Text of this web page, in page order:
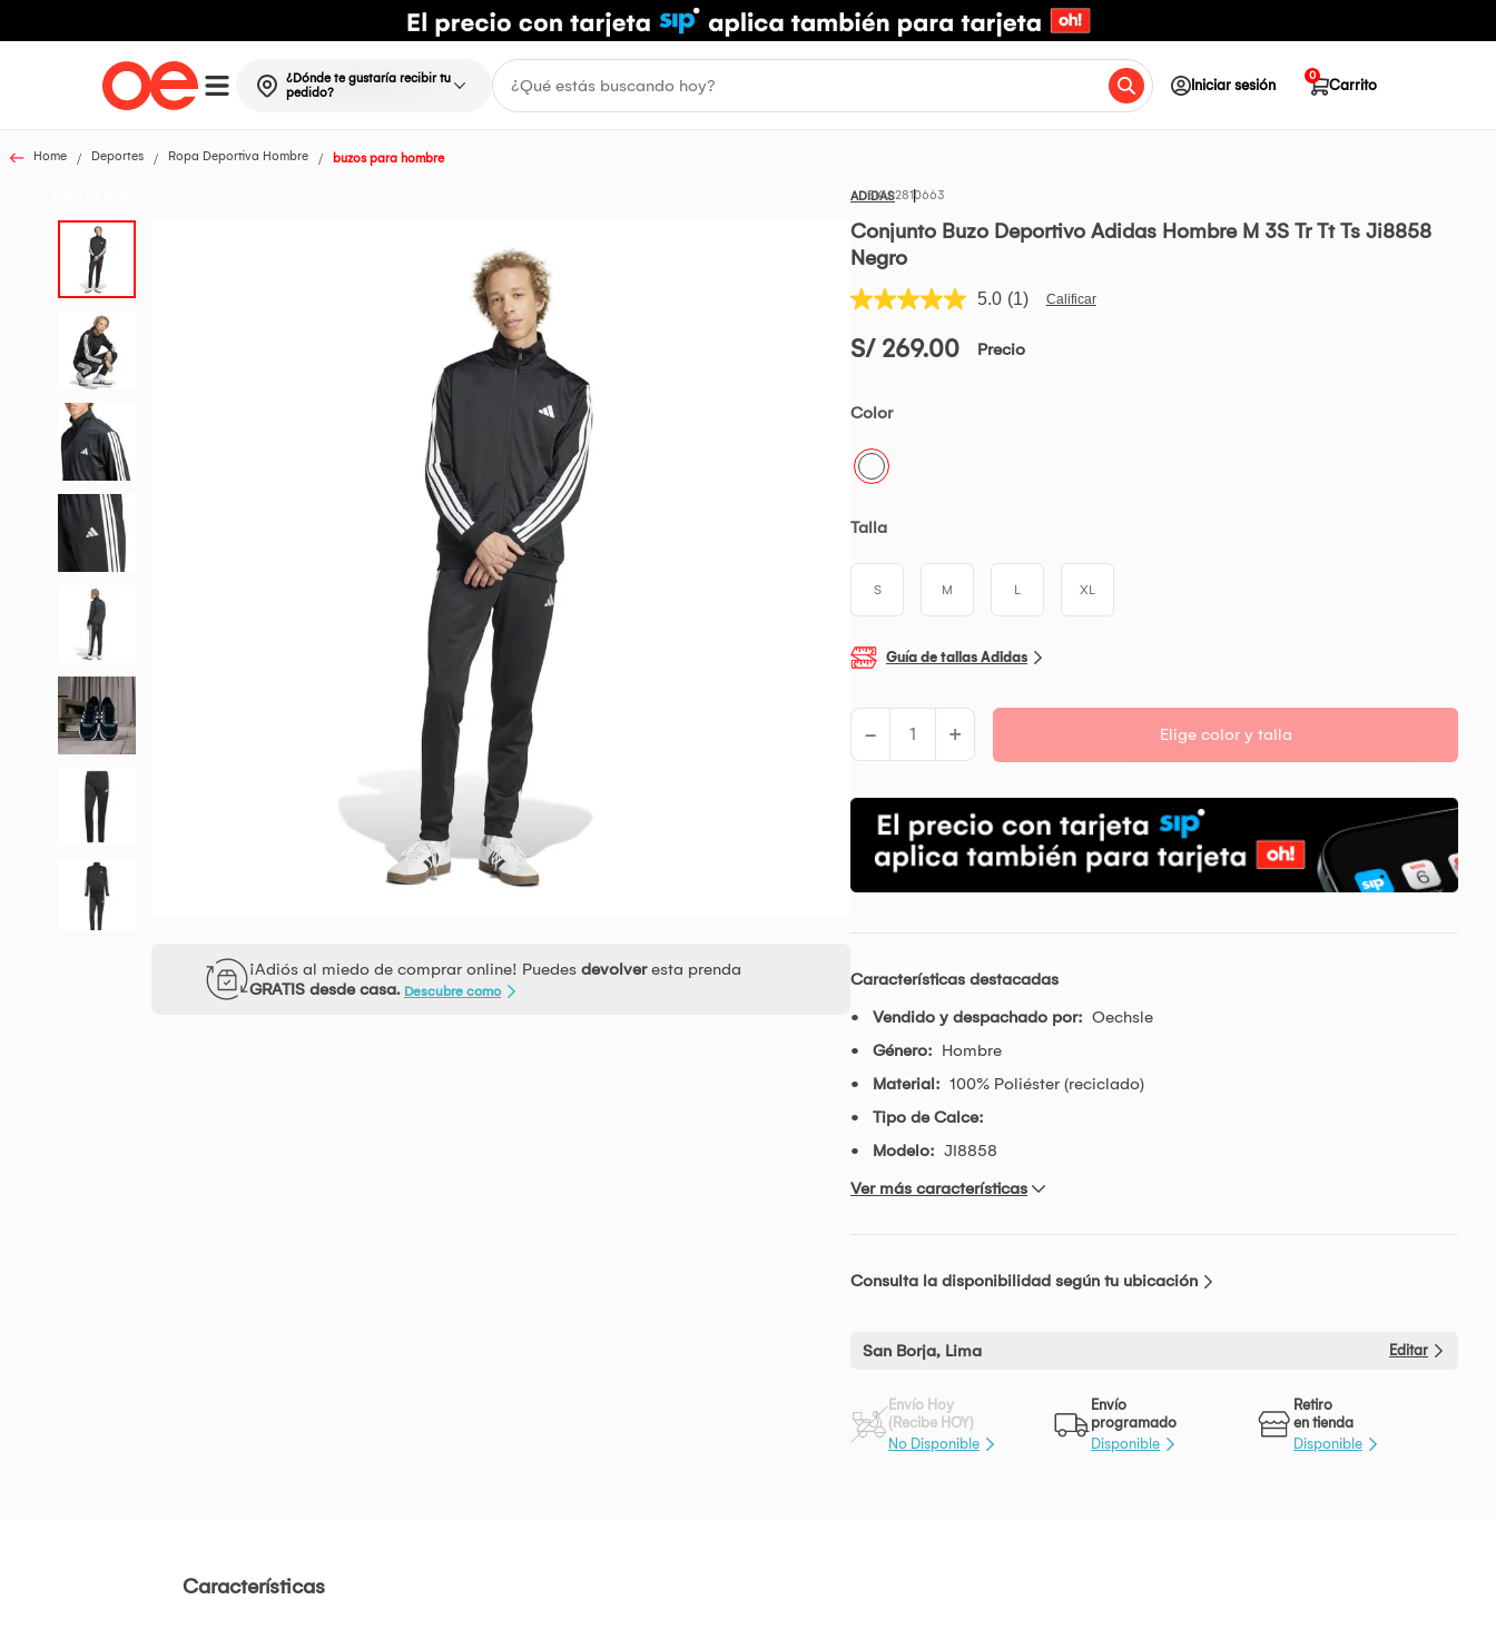
¿Dónde te gustaría recibir tu
pedido?
Iniciar sesión Carrito
0
Home Deportes Ropa Deportiva Hombre buzos para hombre
¡Adiós al miedo de comprar online! Puedes devolveresta prenda
GRATIS desde casa. Descubre como
ADIDAS2810663
Conjunto Buzo Deportivo Adidas Hombre M 3S Tr Tt Ts Ji8858
Negro
5.0 Lea
reseña.
Enlace
(1)
S/ 269.00 Precio
Color
Talla
S M L XL
Guía de tallas Adidas
- + Elige color y talla
Características destacadas
Vendido y despachado por: Oechsle
Género: Hombre
Material: 100% Poliéster (reciclado)
Tipo de Calce:
Modelo: JI8858
Ver más características
Consulta la disponibilidad según tu ubicación
San Borja, Lima Editar
Envío Hoy
(Recibe HOY)
No Disponible
Envío
programado
Disponible
Retiro
en tienda
Disponible
Características